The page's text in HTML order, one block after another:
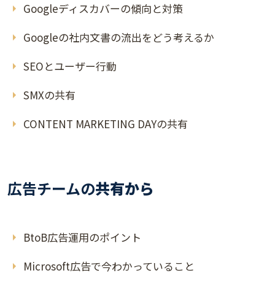
Googleディスカバーの傾向と対策
Googleの社内文書の流出をどう考えるか
SEOとユーザー行動
SMXの共有
CONTENT MARKETING DAYの共有
広告チームの共有から
BtoB広告運用のポイント
Microsoft広告で今わかっていること